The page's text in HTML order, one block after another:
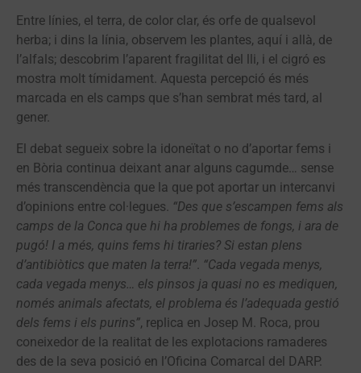
Entre línies, el terra, de color clar, és orfe de qualsevol
herba; i dins la línia, observem les plantes, aquí i allà, de
l’alfals; descobrim l’aparent fragilitat del lli, i el cigró es
mostra molt tímidament. Aquesta percepció és més
marcada en els camps que s’han sembrat més tard, al
gener.
El debat segueix sobre la idoneïtat o no d’aportar fems i
en Bòria continua deixant anar alguns cagumde… sense
més transcendència que la que pot aportar un intercanvi
d’opinions entre col·legues. “Des que s’escampen fems als
camps de la Conca que hi ha problemes de fongs, i ara de
pugó! I a més, quins fems hi tiraries? Si estan plens
d’antibiòtics que maten la terra!”. “Cada vegada menys,
cada vegada menys… els pinsos ja quasi no es mediquen,
només animals afectats, el problema és l’adequada gestió
dels fems i els purins”, replica en Josep M. Roca, prou
coneixedor de la realitat de les explotacions ramaderes
des de la seva posició en l’Oficina Comarcal del DARP.